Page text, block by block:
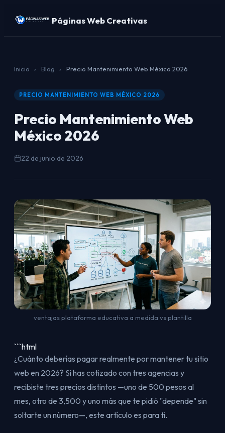
Páginas Web Creativas
Inicio › Blog › Precio Mantenimiento Web México 2026
PRECIO MANTENIMIENTO WEB MÉXICO 2026
Precio Mantenimiento Web
México 2026
22 de junio de 2026
ventajas plataforma educativa a medida vs plantilla
```html
¿Cuánto deberías pagar realmente por mantener tu sitio
web en 2026? Si has cotizado con tres agencias y
recibiste tres precios distintos —uno de 500 pesos al
mes, otro de 3,500 y uno más que te pidió "depende" sin
soltarte un número—, este artículo es para ti.